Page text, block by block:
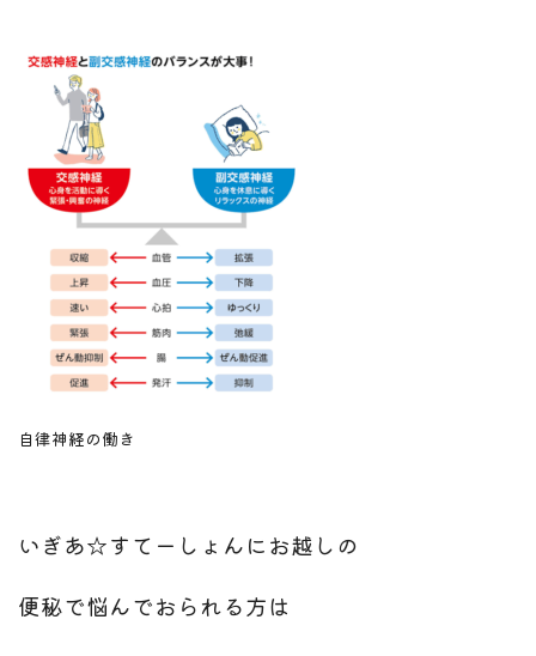
自律神経の働き
いぎあ☆すてーしょんにお越しの
便秘で悩んでおられる方は